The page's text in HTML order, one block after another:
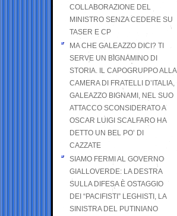
COLLABORAZIONE DEL
MINISTRO SENZA CEDERE SU
TASER E CP
MA CHE GALEAZZO DICI? TI
SERVE UN BIGNAMINO DI
STORIA. IL CAPOGRUPPO ALLA
CAMERA DI FRATELLI D’ITALIA,
GALEAZZO BIGNAMI, NEL SUO
ATTACCO SCONSIDERATO A
OSCAR LUIGI SCALFARO HA
DETTO UN BEL PO’ DI
CAZZATE
SIAMO FERMI AL GOVERNO
GIALLOVERDE: LA DESTRA
SULLA DIFESA È OSTAGGIO
DEI “PACIFISTI” LEGHISTI, LA
SINISTRA DEL PUTINIANO